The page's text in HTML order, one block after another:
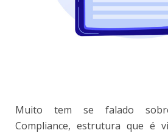
Muito tem se falado
Compliance, estrutura que é